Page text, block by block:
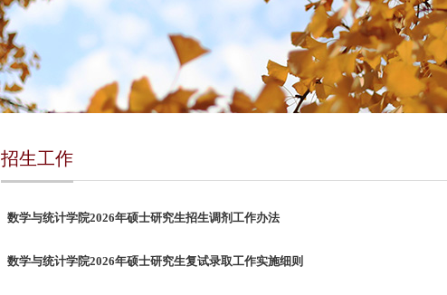
招生工作
数学与统计学院2026年硕士研究生招生调剂工作办法
数学与统计学院2026年硕士研究生复试录取工作实施细则